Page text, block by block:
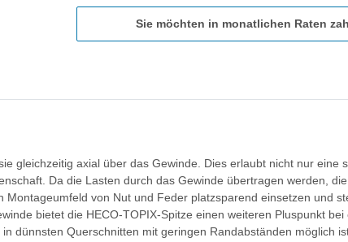
Sie möchten in monatlichen Raten
gleichzeitig axial über das Gewinde. Dies erlaubt nicht nur eine
Da die Lasten durch das Gewinde übertragen werden,
von Nut und Feder platzsparend einsetzen und
bietet die HECO-TOPIX-Spitze einen weiteren Pluspunkt
dünnsten Querschnitten mit geringen Randabständen möglich